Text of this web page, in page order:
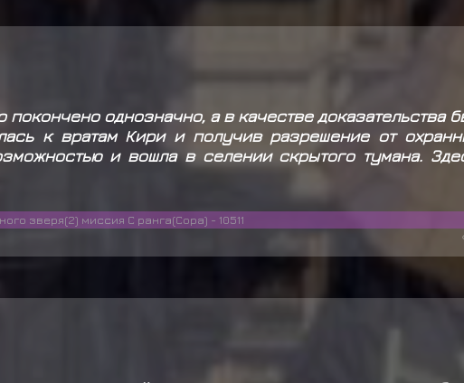
однозначно, а в качестве доказательства
к вратам Кири и получив разрешение от
и вошла в селении скрытого тумана.
зверя(2) миссия С ранга(Сора) - 10511